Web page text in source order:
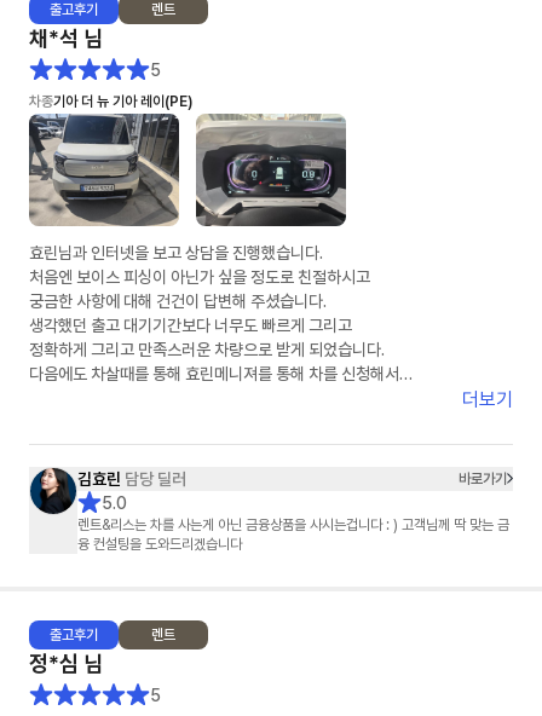
출고후기 렌트
채*석 님
5
차종기아 더 뉴 기아 레이(PE)
효린님과 인터넷을 보고 상담을 진행했습니다.
처음엔 보이스 피싱이 아닌가 싶을 정도로 친절하시고
궁금한 사항에 대해 건건이 답변해 주셨습니다.
생각했던 출고 대기기간보다 너무도 빠르게 그리고
정확하게 그리고 만족스러운 차량으로 받게 되었습니다.
다음에도 차살때를 통해 효린메니져를 통해 차를 신청해서
다시한번 감사의 말을 전합니다.
차살때 화이팅
효린님 화이팅
더보기
김효린 담당 딜러 바로가기
5.0
렌트&리스는 차를 사는게 아닌 금융상품을 사시는겁니다 : ) 고객님께 딱 맞는 금
융 컨설팅을 도와드리겠습니다
출고후기 렌트
정*심 님
5